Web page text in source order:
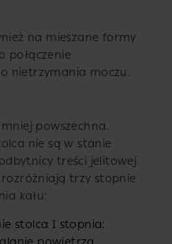
na mieszane formy
połączenie
nietrzymania moczu.
powszechna.
nie są w stanie
treści jelitowej
trzy stopnie
kału:
stolca I stopnia: